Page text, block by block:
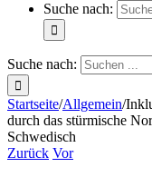
Suche nach:
Suche nach:
Startseite/Allgemein/
durch das stürmische
Schwedisch
Zurück Vor